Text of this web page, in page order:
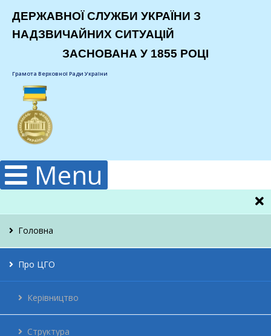
ДЕРЖАВНОЇ СЛУЖБИ УКРАЇНИ З
НАДЗВИЧАЙНИХ СИТУАЦІЙ
ЗАСНОВАНА У 1855 РОЦІ
Грамота Верховної Ради України
Menu
Головна
Про ЦГО
Керівництво
Структура